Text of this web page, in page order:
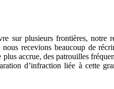
sur plusieurs frontières, notre
recevions beaucoup de
accrue, des patrouilles
d’infraction liée à cette